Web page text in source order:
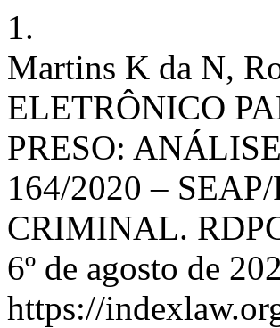
1.
Martins K da N,
ELETRÔNICO
PRESO:
164/2020 –
CRIMINAL.
6º de agosto de
https://